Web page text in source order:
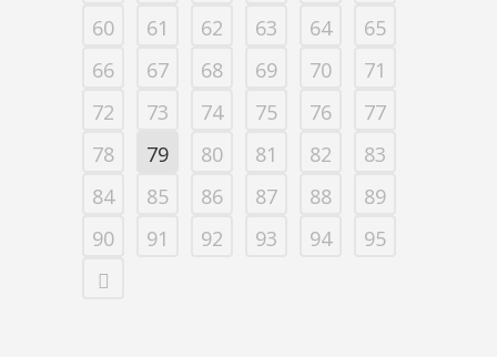
60
61 62 63 64
65
66
67 68 69 70
71
72
73 74 75 76
77
78
79 80 81 82
83
84
85 86 87 88
89
90
91 92 93 94 95